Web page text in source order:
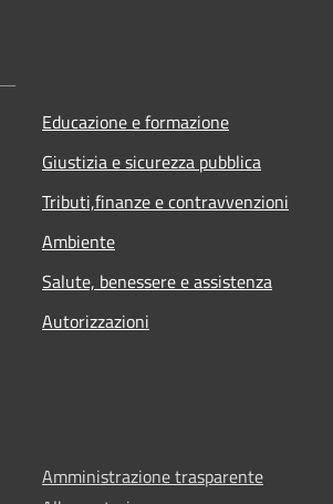
Educazione e formazione
Giustizia e sicurezza pubblica
Tributi,finanze e contravvenzioni
Ambiente
Salute, benessere e assistenza
Autorizzazioni
Amministrazione trasparente